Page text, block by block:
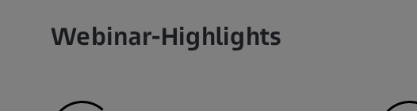
Webinar-Highlights